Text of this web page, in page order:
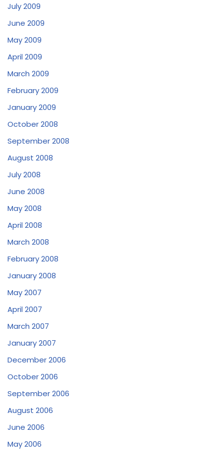
July 2009
June 2009
May 2009
April 2009
March 2009
February 2009
January 2009
October 2008
September 2008
August 2008
July 2008
June 2008
May 2008
April 2008
March 2008
February 2008
January 2008
May 2007
April 2007
March 2007
January 2007
December 2006
October 2006
September 2006
August 2006
June 2006
May 2006